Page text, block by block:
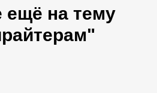
ещё на тему